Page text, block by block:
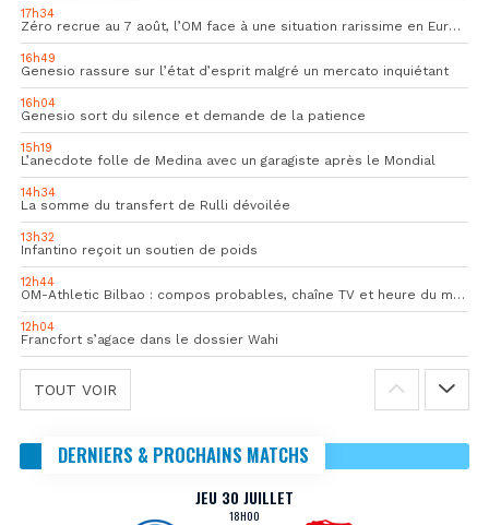
17h34
Zéro recrue au 7 août, l’OM face à une situation rarissime en Europe
16h49
Genesio rassure sur l’état d’esprit malgré un mercato inquiétant
16h04
Genesio sort du silence et demande de la patience
15h19
L’anecdote folle de Medina avec un garagiste après le Mondial
14h34
La somme du transfert de Rulli dévoilée
13h32
Infantino reçoit un soutien de poids
12h44
OM-Athletic Bilbao : compos probables, chaîne TV et heure du match
12h04
Francfort s’agace dans le dossier Wahi
TOUT VOIR
DERNIERS & PROCHAINS MATCHS
JEU 30 JUILLET
18H00